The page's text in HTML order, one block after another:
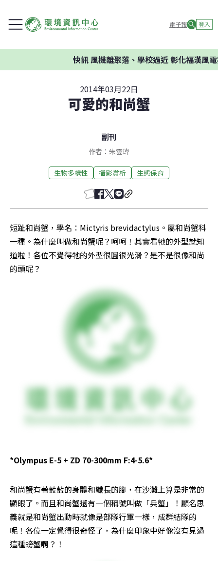
電子報 登入
快訊風機離聚落、學校過近 彰化福漢風電案
2014年03月22日
可愛的和尚蟹
副刊
作者：朱雲瑋
生物多樣性 攝影賞析 生態保育
短趾和尚蟹，學名：Mictyris brevidactylus。屬和尚蟹科
一種。為什麼叫做和尚蟹呢？呵呵！其實看牠的外型就知
道啦！各位不覺得牠的外型很圓很光滑？是不是很像和尚
的頭呢？
*Olympus E-5 + ZD 70-300mm F:4-5.6*
和尚蟹有著藍藍的身體和纖長的腳，在沙灘上算是非常的
顯眼了。而且和尚蟹還有一個稱號叫做「兵蟹」！顧名思
義就是和尚蟹出動時就像是部隊行軍一樣，成群結隊的
呢！各位一定覺得很奇怪了，為什麼印象中好像沒有見過
這種螃蟹啊？！